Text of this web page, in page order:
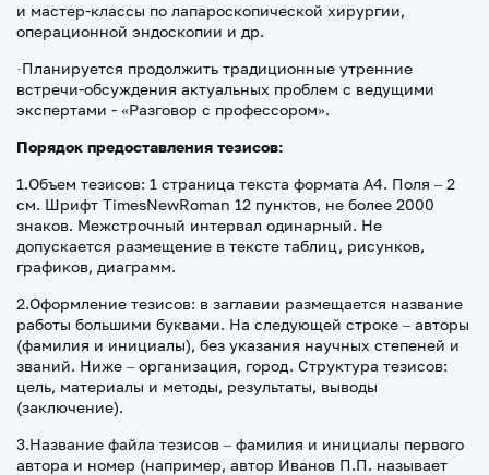
и мастер-классы по лапароскопической хирургии,
операционной эндоскопии и др.
·Планируется продолжить традиционные утренние
встречи-обсуждения актуальных проблем с ведущими
экспертами - «Разговор с профессором».
Порядок предоставления тезисов:
1.Объем тезисов: 1 страница текста формата А4. Поля – 2
см. Шрифт TimesNewRoman 12 пунктов, не более 2000
знаков. Межстрочный интервал одинарный. Не
допускается размещение в тексте таблиц, рисунков,
графиков, диаграмм.
2.Оформление тезисов: в заглавии размещается название
работы большими буквами. На следующей строке – авторы
(фамилия и инициалы), без указания научных степеней и
званий. Ниже – организация, город. Структура тезисов:
цель, материалы и методы, результаты, выводы
(заключение).
3.Название файла тезисов – фамилия и инициалы первого
автора и номер (например, автор Иванов П.П. называет